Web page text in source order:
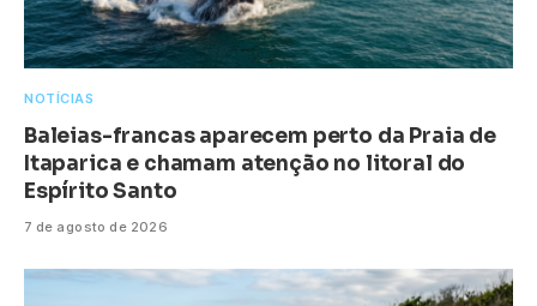
NOTÍCIAS
Baleias-francas aparecem perto da Praia de
Itaparica e chamam atenção no litoral do
Espírito Santo
7 de agosto de 2026